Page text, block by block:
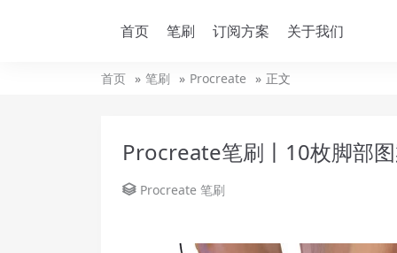
首页 笔刷 订阅方案 关于我们
首页 笔刷 Procreate 正文
Procreate笔刷丨10枚脚部
Procreate 笔刷